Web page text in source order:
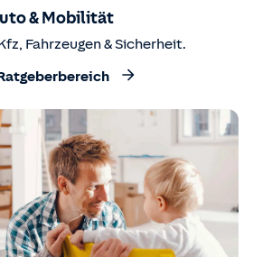
& Mobilität
Fahrzeugen & Sicherheit.